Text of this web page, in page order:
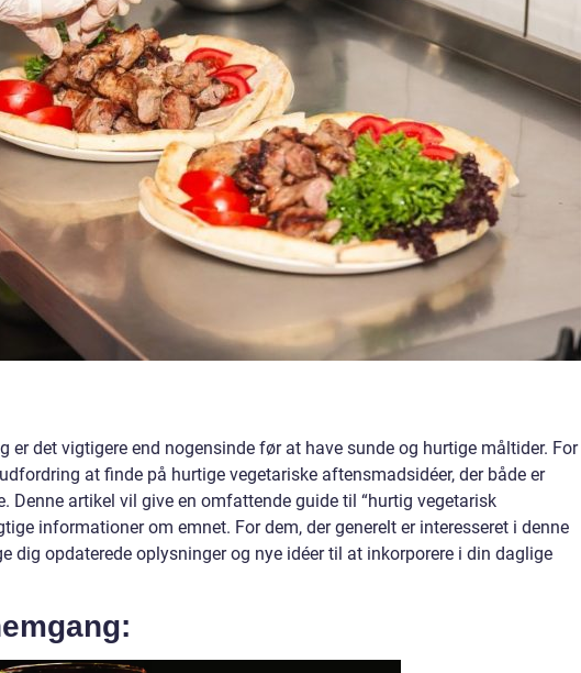
er det vigtigere end nogensinde før at have sunde og hurtige måltider. For
at finde på hurtige vegetariske aftensmadsidéer, der både er
Denne artikel vil give en omfattende guide til “hurtig vegetarisk
informationer om emnet. For dem, der generelt er interesseret i denne
dig opdaterede oplysninger og nye idéer til at inkorporere i din daglige